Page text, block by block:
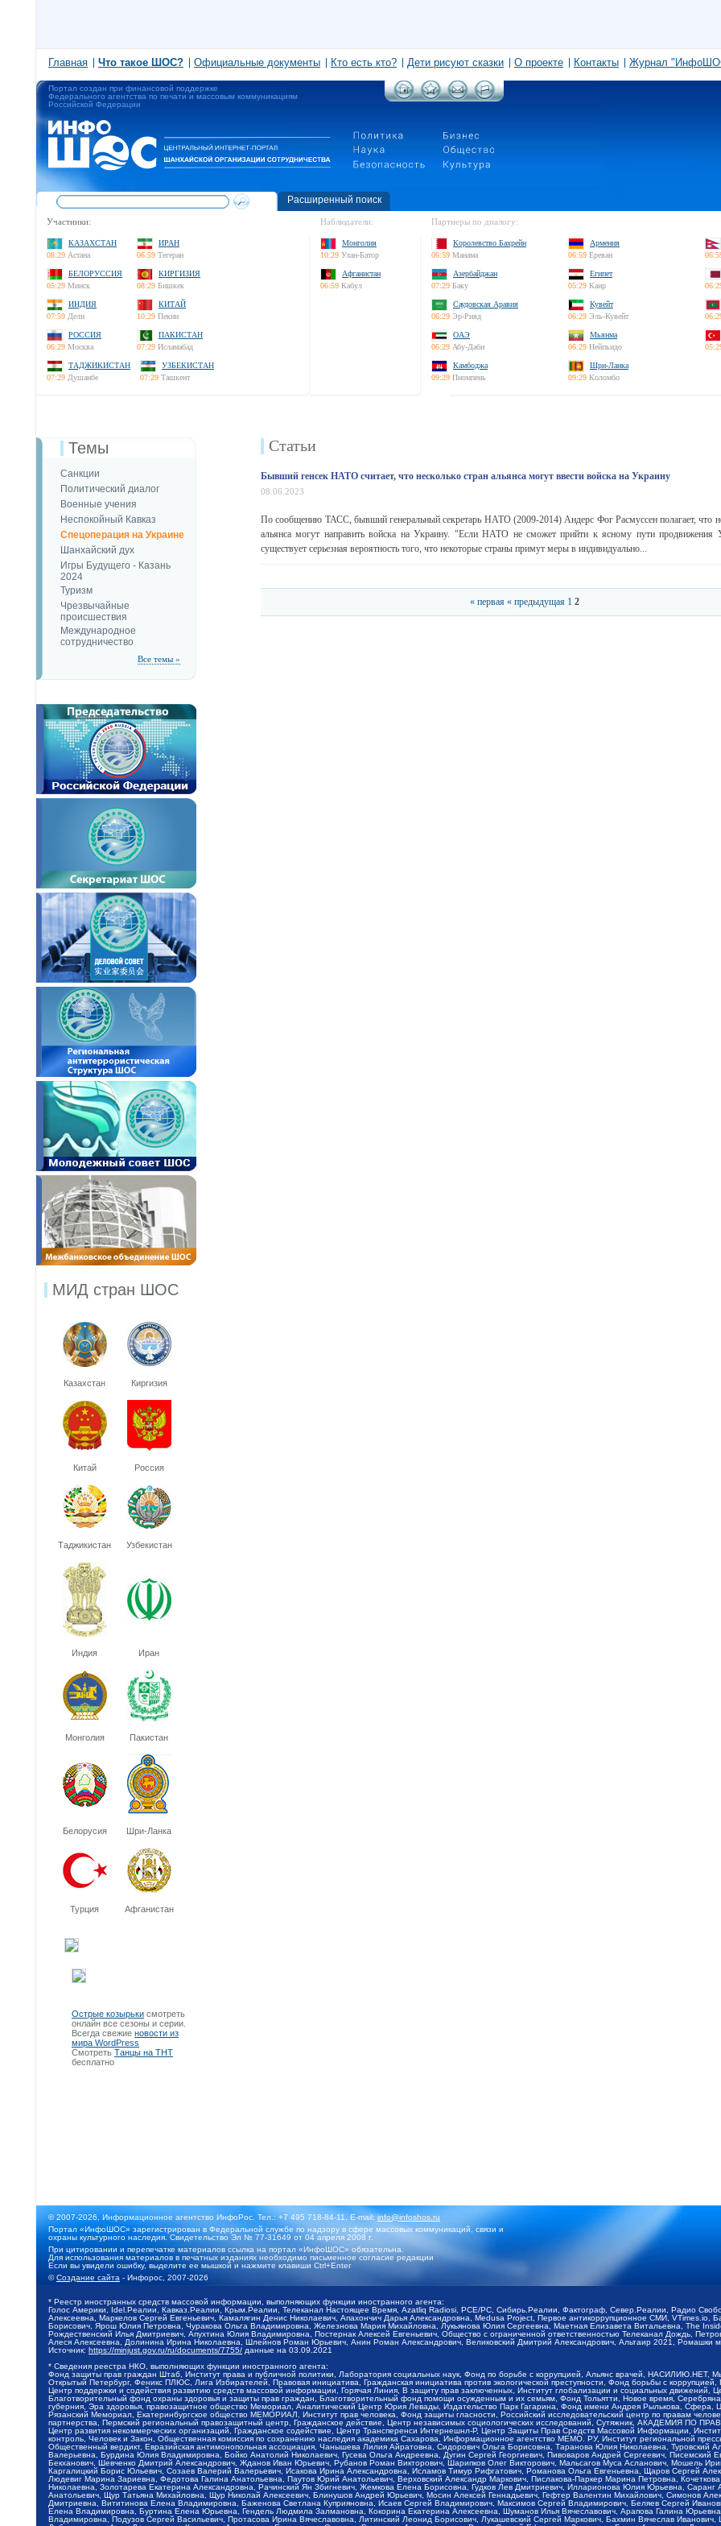
Главная Что такое ШОС? Официальные документы Кто есть кто? Дети рисуют сказки О проекте Контакты Журнал
Портал создан при финансовой поддержке
Федерального агентства по печати и массовым коммуникациям
Российской Федерации
Расширенный поиск
Участники:
КАЗАХСТАН
08:29 Астана
ИРАН
06:59 Тегеран
БЕЛОРУССИЯ
05:29 Минск
КИРГИЗИЯ
08:29 Бишкек
ИНДИЯ
07:59 Дели
КИТАЙ
10:29 Пекин
РОССИЯ
06:29 Москва
ПАКИСТАН
07:29 Исламабад
ТАДЖИКИСТАН
07:29 Душанбе
УЗБЕКИСТАН
07:29 Ташкент
Наблюдатели:
Монголия
10:29 Улан-Батор
Афганистан
06:59 Кабул
Партнеры по диалогу:
Королевство Бахрейн
06:59 Манама
Армения
06:59 Ереван
Азербайджан
07:29 Баку
Египет
05:29 Каир
Саудовская Аравия
06:29 Эр-Рияд
Кувейт
06:29 Эль-Кувейт
ОАЭ
06:29 Абу-Даби
Мьянма
06:29 Нейпьидо
Камбоджа
09:29 Пномпень
Шри-Ланка
09:29 Коломбо
Темы
Санкции
Политический диалог
Военные учения
Неспокойный Кавказ
Спецоперация на Украине
Шанхайский дух
Игры Будущего - Казань
2024
Туризм
Чрезвычайные
происшествия
Международное
сотрудничество
Все темы »
МИД стран ШОС
Казахстан Киргизия
Китай Россия
Таджикистан Узбекистан
Индия Иран
Монголия Пакистан
Белорусия Шри-Ланка
Турция Афганистан
Острые козырьки смотреть
онлайн все сезоны и серии.
Всегда свежие новости из
мира WordPress
Смотреть Танцы на ТНТ
бесплатно
Статьи
Бывший генсек НАТО считает, что несколько стран альянса могут ввести войска на Украину
08.06.2023
По сообщению ТАСС, бывший генеральный секретарь НАТО (2009-2014) Андерс Фог Расмуссен полагает, что
альянса могут направить войска на Украину. "Если НАТО не сможет прийти к ясному пути продвижения
существует серьезная вероятность того, что некоторые страны примут меры в индивидуально...
« первая « предыдущая 1 2
© 2007-2026, Информационное агентство ИнфоРос. Тел.: +7 495 718-84-11, E-mail:info@infoshos.ru
Портал «ИнфоШОС» зарегистрирован в Федеральной службе по надзору в сфере массовых коммуникаций, связи и
охраны культурного наследия. Свидетельство Эл № 77-31649 от 04 апреля 2008 г.
При цитировании и перепечатке материалов ссылка на портал «ИнфоШОС» обязательна.
Для использования материалов в печатных изданиях необходимо письменное согласие редакции
Если вы увидели ошибку, выделите ее мышкой и нажмите клавиши Ctrl+Enter
©Создание сайта - Инфорос, 2007-2026
* Реестр иностранных средств массовой информации, выполняющих функции иностранного агента:
Голос Америки, Idel.Реалии, Кавказ.Реалии, Крым.Реалии, Телеканал Настоящее Время, Azatliq Radiosi, PCE/PC, Сибирь.Реалии, Фактограф, Север.Реалии, Радио
Алексеевна, Маркелов Сергей Евгеньевич, Камалягин Денис Николаевич, Апахончич Дарья Александровна, Medusa Project, Первое антикоррупционное СМИ,
Борисович, Ярош Юлия Петровна, Чуракова Ольга Владимировна, Железнова Мария Михайловна, Лукьянова Юлия Сергеевна, Маетная Елизавета Витальевна, The
Рождественский Илья Дмитриевич, Апухтина Юлия Владимировна, Постернак Алексей Евгеньевич, Общество с ограниченной ответственностью Телеканал Дождь,
Алеся Алексеевна, Долинина Ирина Николаевна, Шлейнов Роман Юрьевич, Анин Роман Александрович, Великовский Дмитрий Александрович, Альтаир 2021, Ромашки
Источник: https://minjust.gov.ru/ru/documents/7755/ данные на 03.09.2021
* Сведения реестра НКО, выполняющих функции иностранного агента:
Фонд защиты прав граждан Штаб, Институт права и публичной политики, Лаборатория социальных наук, Фонд по борьбе с коррупцией, Альянс врачей,
Открытый Петербург, Феникс ПЛЮС, Лига Избирателей, Правовая инициатива, Гражданская инициатива против экологической преступности, Фонд борьбы с
Центр поддержки и содействия развитию средств массовой информации, Горячая Линия, В защиту прав заключенных, Институт глобализации и социальных
Благотворительный фонд охраны здоровья и защиты прав граждан, Благотворительный фонд помощи осужденным и их семьям, Фонд Тольятти, Новое время,
губерния, Эра здоровья, правозащитное общество Мемориал, Аналитический Центр Юрия Левады, Издательство Парк Гагарина, Фонд имени Андрея Рылькова,
Рязанский Мемориал, Екатеринбургское общество МЕМОРИАЛ, Институт прав человека, Фонд защиты гласности, Российский исследовательский центр по правам
партнерства, Пермский региональный правозащитный центр, Гражданское действие, Центр независимых социологических исследований, Сутяжник, АКАДЕМИЯ ПО
Центр развития некоммерческих организаций, Гражданское содействие, Центр Трансперенси Интернешнл-Р, Центр Защиты Прав Средств Массовой Информации,
контроль, Человек и Закон, Общественная комиссия по сохранению наследия академика Сахарова, Информационное агентство МЕМО. РУ, Институт региональной
Общественный вердикт, Евразийская антимонопольная ассоциация, Чанышева Лилия Айратовна, Сидорович Ольга Борисовна, Таранова Юлия Николаевна, Туровский
Валерьевна, Бурдина Юлия Владимировна, Бойко Анатолий Николаевич, Гусева Ольга Андреевна, Дугин Сергей Георгиевич, Пивоваров Андрей Сергеевич, Писемский
Бекханович, Шевченко Дмитрий Александрович, Жданов Иван Юрьевич, Рубанов Роман Викторович, Шарипков Олег Викторович, Мальсагов Муса Асланович, Мошель
Каргалицкий Борис Юльевич, Созаев Валерий Валерьевич, Исакова Ирина Александровна, Исламов Тимур Рифгатович, Романова Ольга Евгеньевна, Щаров Сергей
Людевиг Марина Зариевна, Федотова Галина Анатольевна, Паутов Юрий Анатольевич, Верховский Александр Маркович, Пислакова-Паркер Марина Петровна,
Николаевна, Золотарева Екатерина Александровна, Рачинский Ян Збигневич, Жемкова Елена Борисовна, Гудков Лев Дмитриевич, Илларионова Юлия Юрьевна,
Анатольевич, Щур Татьяна Михайловна, Щур Николай Алексеевич, Блинушов Андрей Юрьевич, Мосин Алексей Геннадьевич, Гефтер Валентин Михайлович, Симонов
Дмитриевна, Вититинова Елена Владимировна, Баженова Светлана Куприяновна, Исаев Сергей Владимирович, Максимов Сергей Владимирович, Беляев Сергей
Елена Владимировна, Буртина Елена Юрьевна, Гендель Людмила Залмановна, Кокорина Екатерина Алексеевна, Шуманов Илья Вячеславович, Арапова Галина
Владимировна, Подузов Сергей Васильевич, Протасова Ирина Вячеславовна, Литинский Леонид Борисович, Лукашевский Сергей Маркович, Бахмин Вячеслав